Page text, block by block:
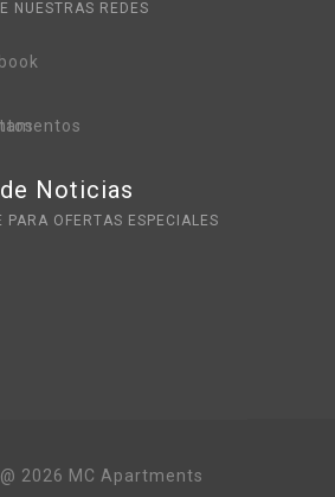
NUESTRAS REDES
Noticias
PARA OFERTAS ESPECIALES
2026 MC Apartments